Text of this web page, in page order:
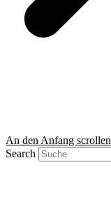
An den Anfang scrollen
Search